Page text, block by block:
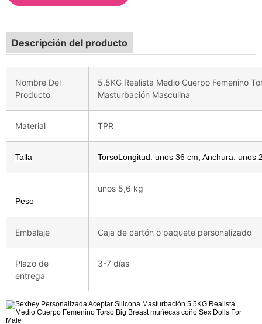
Descripción del producto
Nombre Del
Producto
5.5KG Realista Medio Cuerpo Femenino
Masturbación Masculina
Material TPR
Talla TorsoLongitud: unos 36 cm; Anchura: unos
Peso
unos 5,6 kg
Embalaje Caja de cartón o paquete personalizado
Plazo de
entrega
3-7 días